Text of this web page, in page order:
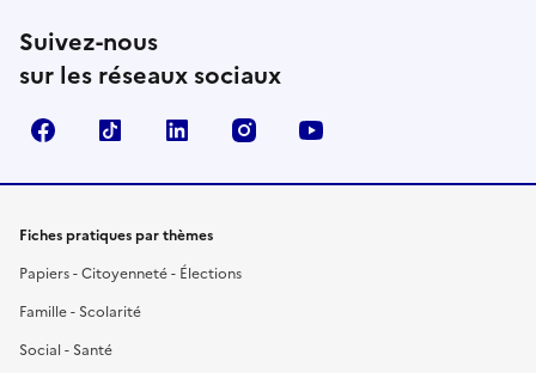
Suivez-nous
sur les réseaux sociaux
FacebookTikTok LinkedIn Instagram
Fiches pratiques par thèmes
Papiers - Citoyenneté - Élections
Famille - Scolarité
Social - Santé